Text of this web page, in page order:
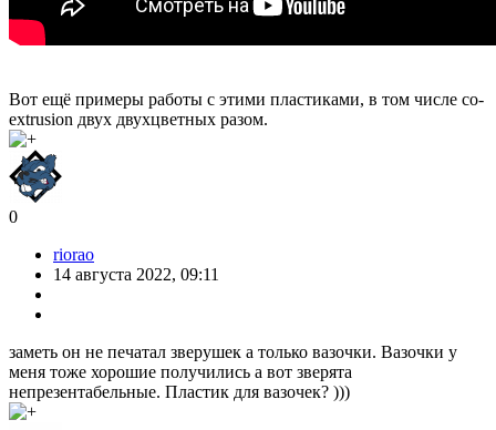
Вот ещё примеры работы с этими пластиками, в том числе co-
extrusion двух двухцветных разом.
0
riorao
14 августа 2022, 09:11
заметь он не печатал зверушек а только вазочки. Вазочки у
меня тоже хорошие получились а вот зверята
непрезентабельные. Пластик для вазочек? )))